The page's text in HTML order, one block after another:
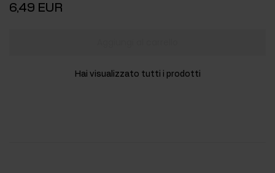
6,49 EUR
Hai visualizzato tutti i prodotti